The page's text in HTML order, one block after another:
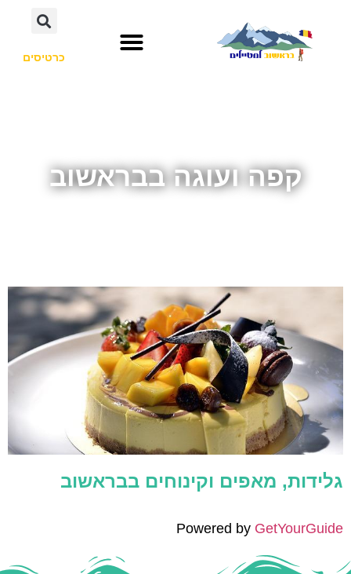
כרטיסים
קפה ועוגה בבראשוב
גלידות, מאפים וקינוחים בבראשוב
Powered by GetYourGuide